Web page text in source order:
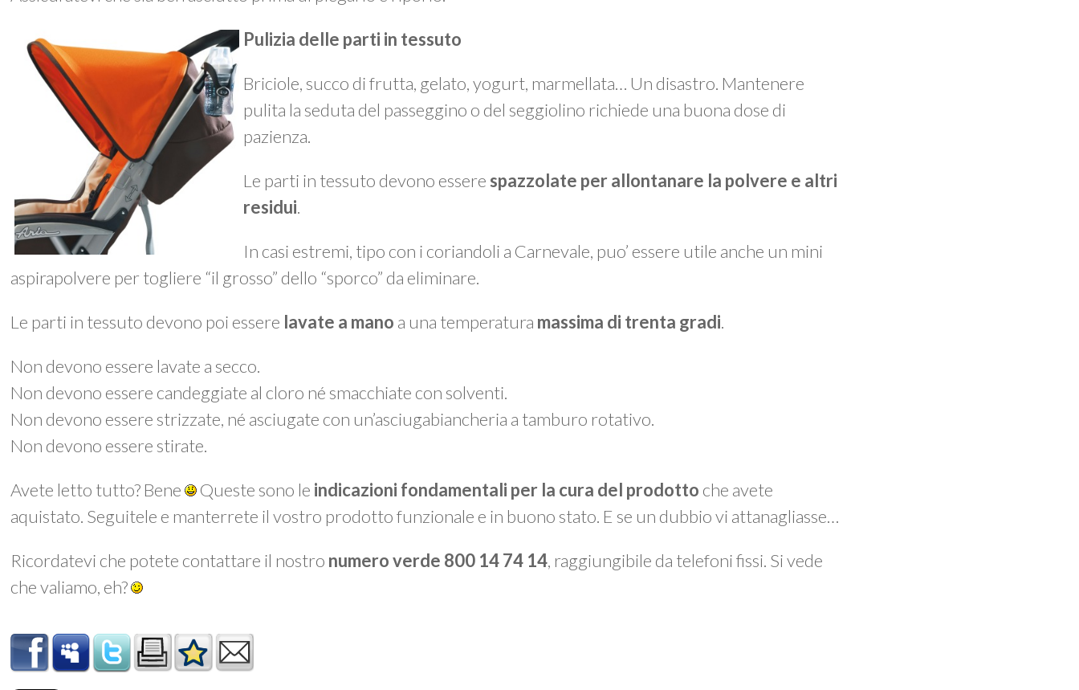
Pulizia delle parti in tessuto
Briciole, succo di frutta, gelato, yogurt, marmellata… Un disastro. Mantenere
pulita la seduta del passeggino o del seggiolino richiede una buona dose di
pazienza.
Le parti in tessuto devono essere spazzolate per allontanare la polvere e altri
residui.
In casi estremi, tipo con i coriandoli a Carnevale, puo’ essere utile anche un mini
aspirapolvere per togliere “il grosso” dello “sporco” da eliminare.
Le parti in tessuto devono poi essere lavate a mano a una temperatura massima di trenta gradi.
Non devono essere lavate a secco.
Non devono essere candeggiate al cloro né smacchiate con solventi.
Non devono essere strizzate, né asciugate con un’asciugabiancheria a tamburo rotativo.
Non devono essere stirate.
Avete letto tutto? Bene Queste sono le indicazioni fondamentali per la cura del prodotto che avete
aquistato. Seguitele e manterrete il vostro prodotto funzionale e in buono stato. E se un dubbio vi attanagliasse…
Ricordatevi che potete contattare il nostro numero verde 800 14 74 14, raggiungibile da telefoni fissi. Si vede
che valiamo, eh?